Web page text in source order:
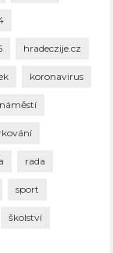
hradeczije.cz
koronavirus
náměstí
rada
sport
školství